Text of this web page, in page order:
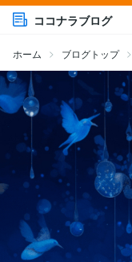
ココナラブログ
ホーム ブログトップ